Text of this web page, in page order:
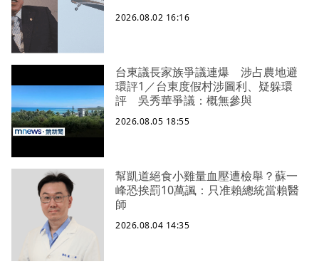
2026.08.02 16:16
台東議長家族爭議連爆 涉占農地避
環評1／台東度假村涉圖利、疑躲環
評 吳秀華爭議：概無參與
2026.08.05 18:55
幫凱道絕食小雞量血壓遭檢舉？蘇一
峰恐挨罰10萬諷：只准賴總統當賴醫
師
2026.08.04 14:35